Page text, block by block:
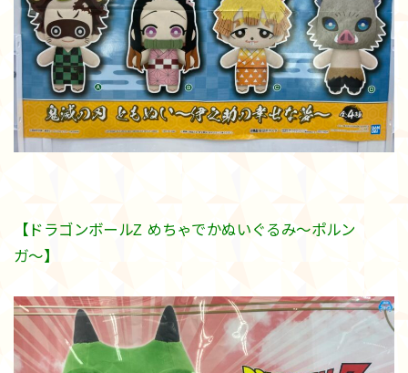
【ドラゴンボールZ めちゃでかぬいぐるみ〜ポルン
ガ〜】